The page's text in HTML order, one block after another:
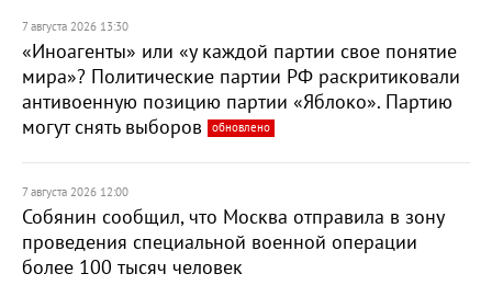
7 августа 2026 13:30
«Иноагенты» или «у каждой партии свое понятие
мира»? Политические партии РФ раскритиковали
антивоенную позицию партии «Яблоко». Партию
могут снять выборов
обновлено
7 августа 2026 12:00
Собянин сообщил, что Москва отправила в зону
проведения специальной военной операции
более 100 тысяч человек